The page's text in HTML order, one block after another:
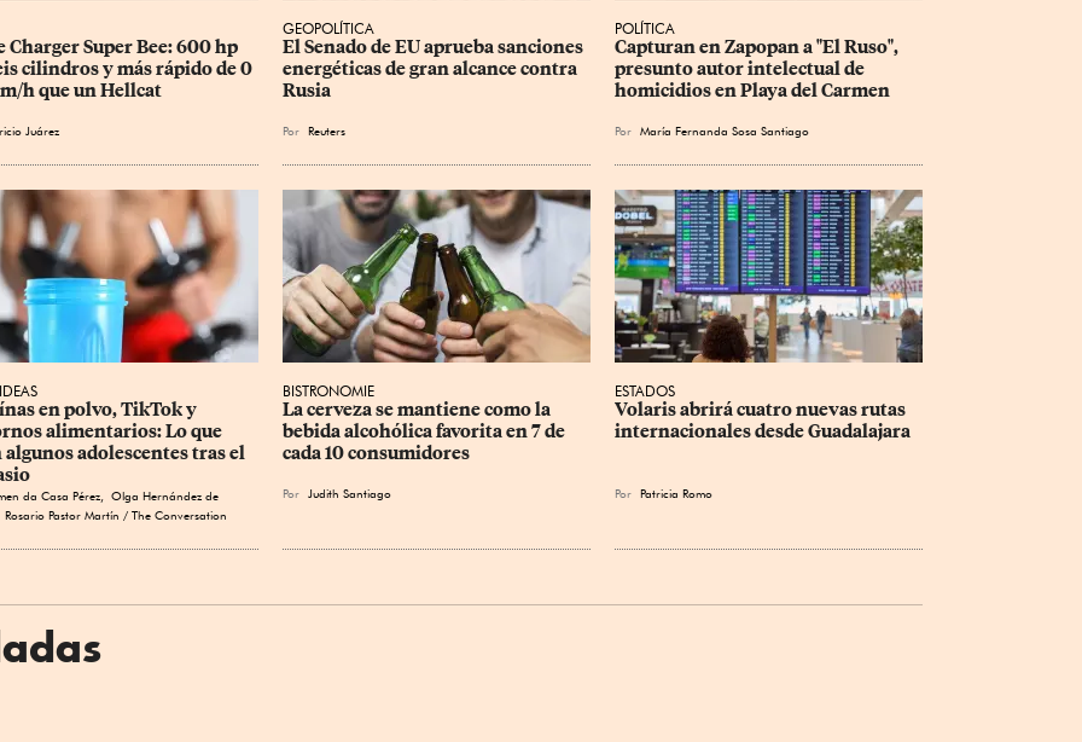
Charger Super Bee: 600 hp
cilindros y más rápido de 0
h que un Hellcat
Juárez
GEOPOLÍTICA
El Senado de EU aprueba sanciones
energéticas de gran alcance contra
Rusia
Por Reuters
POLÍTICA
Capturan en Zapopan a "El Ruso",
presunto autor intelectual de
homicidios en Playa del Carmen
Por María Fernanda Sosa Santiago
en polvo, TikTok y
alimentarios: Lo que
algunos adolescentes tras el
da Casa Pérez
Olga Hernández de
Rosario Pastor Martín / The Conversation
BISTRONOMIE
La cerveza se mantiene como la
bebida alcohólica favorita en 7 de
cada 10 consumidores
Por Judith Santiago
ESTADOS
Volaris abrirá cuatro nuevas rutas
internacionales desde Guadalajara
Por Patricia Romo